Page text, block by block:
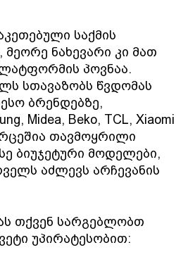
საქმის
ნახევარი კი მათ
პოვნაა.
სთავაზობს წვდომას
ბრენდებზე,
Midea, Beko, TCL, Xiaomi
თავმოყრილი
ბიუჯეტური მოდელები,
აძლევს არჩევანის
თქვენ სარგებლობთ
უპირატესობით: